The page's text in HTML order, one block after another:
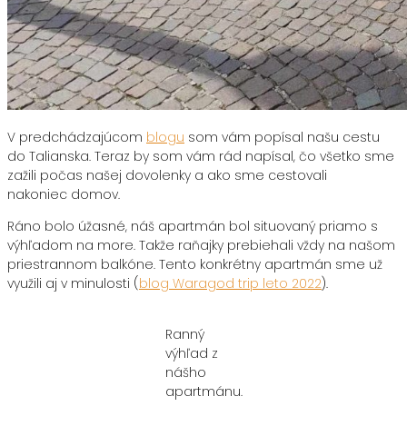
V predchádzajúcom blogu som vám popísal našu cestu
do Talianska. Teraz by som vám rád napísal, čo všetko sme
zažili počas našej dovolenky a ako sme cestovali
nakoniec domov.
Ráno bolo úžasné, náš apartmán bol situovaný priamo s
výhľadom na more. Takže raňajky prebiehali vždy na našom
priestrannom balkóne. Tento konkrétny apartmán sme už
využili aj v minulosti (blog Waragod trip leto 2022).
Ranný
výhľad z
nášho
apartmánu.